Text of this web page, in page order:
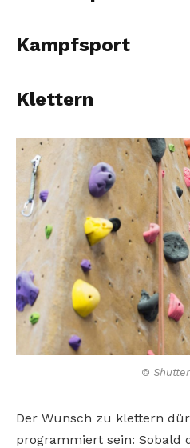
Kampfsport
Klettern
©
Der Wunsch zu klettern
programmiert sein: Sobald